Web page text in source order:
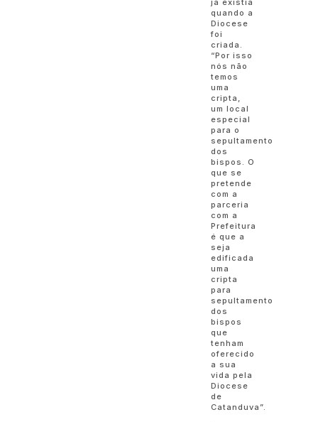
já existia
quando a
Diocese
foi
criada.
“Por isso
nós não
temos
uma
cripta,
um local
especial
para o
sepultamento
dos
bispos. O
que se
pretende
com a
parceria
com a
Prefeitura
é que a
seja
edificada
uma
cripta
para
sepultamento
dos
bispos
que
tenham
oferecido
a sua
vida pela
Diocese
de
Catanduva”.